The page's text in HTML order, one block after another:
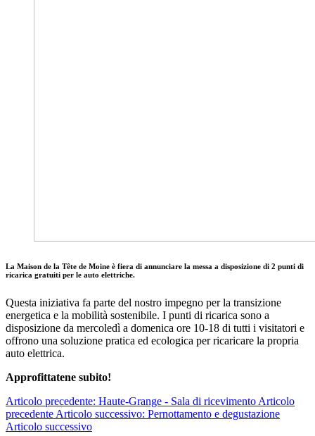
La Maison de la Tête de Moine è fiera di annunciare la messa a disposizione di 2 punti di
ricarica gratuiti per le auto elettriche.
Questa iniziativa fa parte del nostro impegno per la transizione
energetica e la mobilità sostenibile. I punti di ricarica sono a
disposizione da mercoledì a domenica ore 10-18 di tutti i visitatori e
offrono una soluzione pratica ed ecologica per ricaricare la propria
auto elettrica.
Approfittatene subito!
Articolo precedente: Haute-Grange - Sala di ricevimento Articolo
precedente Articolo successivo: Pernottamento e degustazione
Articolo successivo